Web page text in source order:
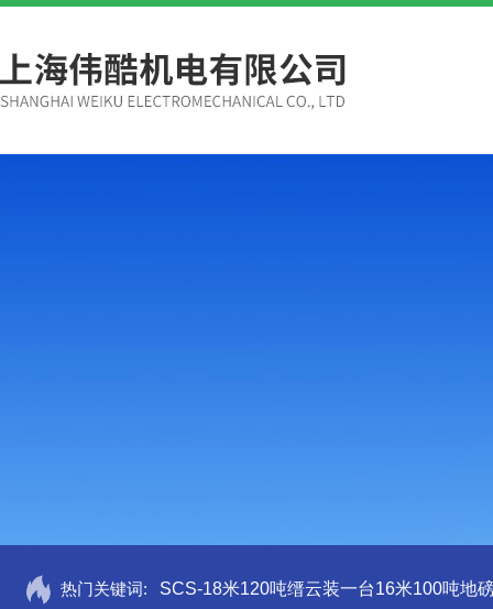
热门关键词: SCS-18米120吨缙云装一台16米100吨地